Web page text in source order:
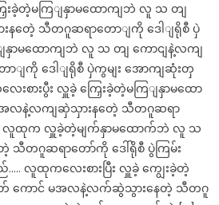
းခဲ့တဲ့မကြျနှာမထောကျဘဲ လူ သ တျ
နတေဲ့ သီတဂူဆရာတောျကို ဒေါျရိုစီ ပှဲ
ာမထောကျဘဲ လူ သ တျ ကောငျနဲ့လကျ
ျကို ဒေါျရိုစီ ပှဲကွမျး အောကျဆုံးတှ
းစားပွီး လှူခဲ့ ကြှေးခဲ့တဲ့မကြျနှာမထော
အလနဲ့လကျဆှဲသှားနတေဲ့ သီတဂူဆရာ
း လူထုက လှူခဲ့တဲ့မျက်နှာမထောက်ဘဲ လူ သ
တဂူဆရာတော်ကို ဒေါ်ရိုစီ ပွဲကြမ်း
လူထုကလေးစားပြီး လှူခဲ့ ကျွေးခဲ့တဲ့
ကောင် မအလနဲ့လက်ဆွဲသွားနေတဲ့ သီတဂူ